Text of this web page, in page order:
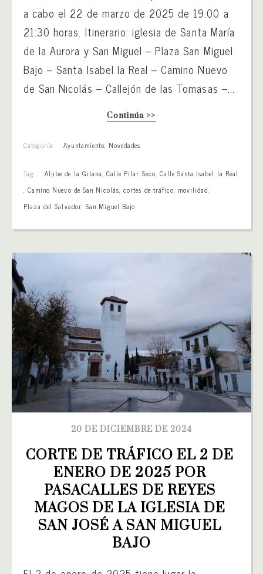
a cabo el 22 de marzo de 2025 de 19:00 a
21:30 horas. Itinerario: iglesia de Santa María
de la Aurora y San Miguel – Plaza San Miguel
Bajo – Santa Isabel la Real – Camino Nuevo
de San Nicolás – Callejón de las Tomasas –...
Continúa >>
Categoría: Ayuntamiento, Novedades
Tag: Aljibe de la Gitana,Calle Pilar Seco, Calle Santa Isabel la Real
,Camino Nuevo de San Nicolás,cortes de tráfico, movilidad,
Plaza del Salvador, San Miguel Bajo
20 DE DICIEMBRE DE 2024
CORTE DE TRÁFICO EL 2 DE
ENERO DE 2025 POR
PASACALLES DE REYES
MAGOS DE LA IGLESIA DE
SAN JOSÉ A SAN MIGUEL
BAJO